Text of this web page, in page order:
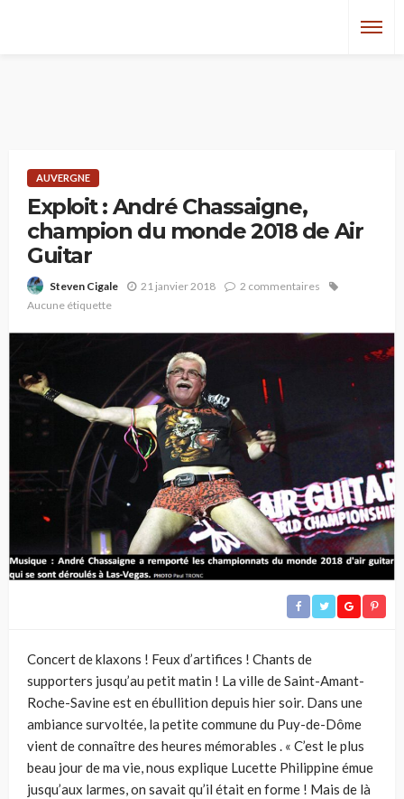
AUVERGNE
Exploit : André Chassaigne,
champion du monde 2018 de Air
Guitar
Steven Cigale 21 janvier 2018
2 commentaires
Aucune étiquette
Concert de klaxons ! Feux d’artifices ! Chants de
supporters jusqu’au petit matin ! La ville de Saint-Amant-
Roche-Savine est en ébullition depuis hier soir. Dans une
ambiance survoltée, la petite commune du Puy-de-Dôme
vient de connaître des heures mémorables . « C’est le plus
beau jour de ma vie, nous explique Lucette Philippine émue
jusqu’aux larmes, on savait qu’il était en forme ! Mais de là